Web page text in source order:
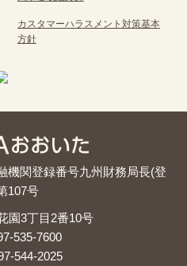
カスタマーハラスメント対策基本
方針
機関登録番号九州財務局長(登
107号
園3丁目2番10号
535-7600
544-2025